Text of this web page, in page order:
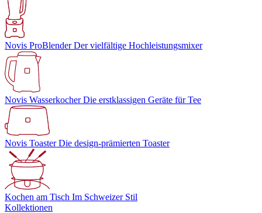
Novis ProBlenderDer vielfältige Hochleistungsmixer
Novis Wasserkocher Die erstklassigen Geräte für Tee
Novis Toaster Die design-prämierten Toaster
Kochen am Tisch Im Schweizer Stil
Kollektionen